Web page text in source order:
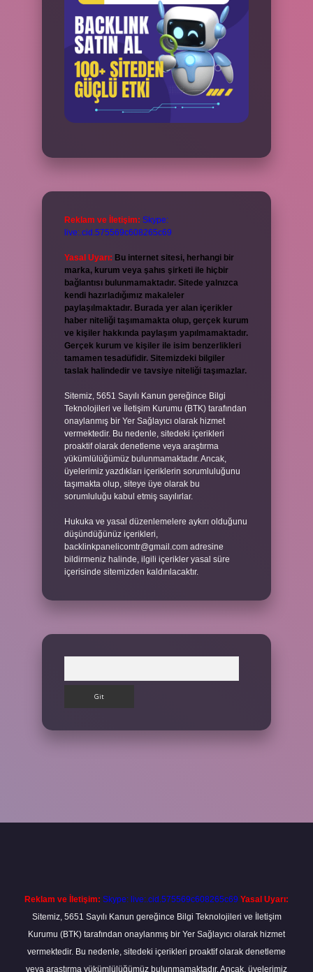
Reklam ve İletişim: Skype:
live:.cid.575569c608265c69
Yasal Uyarı: Bu internet sitesi, herhangi bir
marka, kurum veya şahıs şirketi ile hiçbir
bağlantısı bulunmamaktadır. Sitede yalnızca
kendi hazırladığımız makaleler
paylaşılmaktadır. Burada yer alan içerikler
haber niteliği taşımamakta olup, gerçek kurum
ve kişiler hakkında paylaşım yapılmamaktadır.
Gerçek kurum ve kişiler ile isim benzerlikleri
tamamen tesadüfidir. Sitemizdeki bilgiler
taslak halindedir ve tavsiye niteliği taşımazlar.
Sitemiz, 5651 Sayılı Kanun gereğince Bilgi
Teknolojileri ve İletişim Kurumu (BTK) tarafından
onaylanmış bir Yer Sağlayıcı olarak hizmet
vermektedir. Bu nedenle, sitedeki içerikleri
proaktif olarak denetleme veya araştırma
yükümlülüğümüz bulunmamaktadır. Ancak,
üyelerimiz yazdıkları içeriklerin sorumluluğunu
taşımakta olup, siteye üye olarak bu
sorumluluğu kabul etmiş sayılırlar.
Hukuka ve yasal düzenlemelere aykırı olduğunu
düşündüğünüz içerikleri,
backlinkpanelicomtr@gmail.com adresine
bildirmeniz halinde, ilgili içerikler yasal süre
içerisinde sitemizden kaldırılacaktır.
Reklam ve İletişim: Skype: live:.cid.575569c608265c69 Yasal Uyarı:
Sitemiz, 5651 Sayılı Kanun gereğince Bilgi Teknolojileri ve İletişim
Kurumu (BTK) tarafından onaylanmış bir Yer Sağlayıcı olarak hizmet
vermektedir. Bu nedenle, sitedeki içerikleri proaktif olarak denetleme
veya araştırma yükümlülüğümüz bulunmamaktadır. Ancak, üyelerimiz